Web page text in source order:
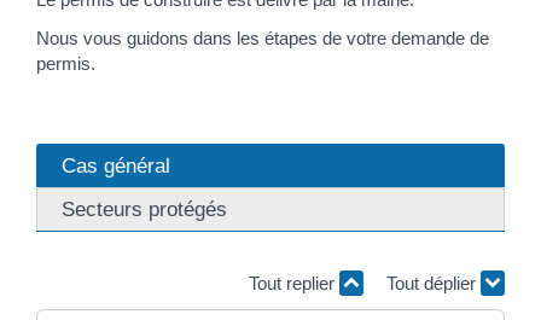
Nous vous guidons dans les étapes de votre demande de
permis.
Cas général
Secteurs protégés
Tout replier Tout déplier